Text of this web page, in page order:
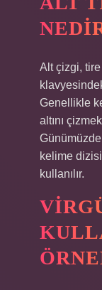
Alt çizgi,
Genellikle
altını
kelime
kullanılır.